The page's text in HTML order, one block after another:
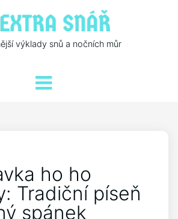
výklady snů a nočních můr
ho ho
Tradiční píseň
spánek